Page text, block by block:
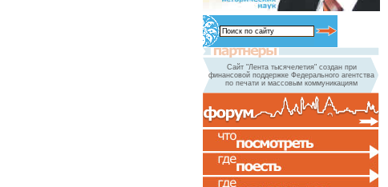
Сайт "Лента тысячелетия" создан при
финансовой поддержке Федерального агентства
по печати и массовым коммуникациям